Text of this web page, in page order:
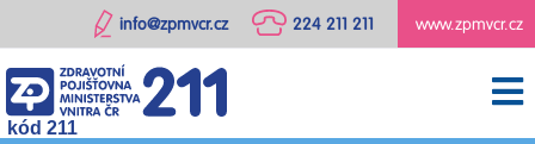
www.zpmvcr.cz
224 211 211
info@zpmvcr.cz
kód 211